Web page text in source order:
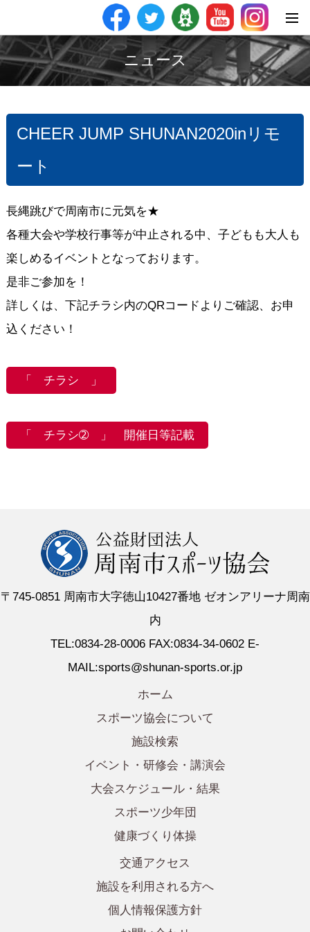
ニュース
CHEER JUMP SHUNAN2020inリモ
ート
長縄跳びで周南市に元気を★
各種大会や学校行事等が中止される中、子どもも大人も
楽しめるイベントとなっております。
是非ご参加を！
詳しくは、下記チラシ内のQRコードよりご確認、お申
込ください！
「 チラシ 」
「 チラシ➁ 」 開催日等記載
〒745-0851 周南市大字徳山10427番地 ゼオンアリーナ周南
内
TEL:0834-28-0006 FAX:0834-34-0602 E-
MAIL:sports@shunan-sports.or.jp
ホーム
スポーツ協会について
施設検索
イベント・研修会・講演会
大会スケジュール・結果
スポーツ少年団
健康づくり体操
交通アクセス
施設を利用される方へ
個人情報保護方針